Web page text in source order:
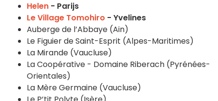
Helen - Parijs
Le Village Tomohiro - Yvelines
Auberge de l’Abbaye (Ain)
Le Figuier de Saint-Esprit (Alpes-Maritimes)
La Mirande (Vaucluse)
La Coopérative - Domaine Riberach (Pyrénées-
Orientales)
La Mère Germaine (Vaucluse)